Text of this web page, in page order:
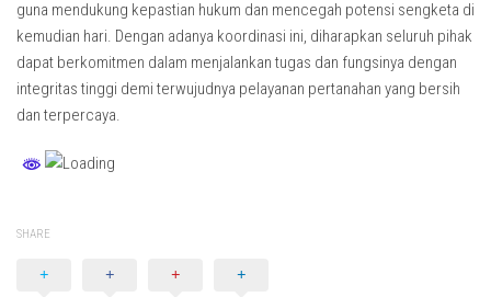
guna mendukung kepastian hukum dan mencegah potensi sengketa di
kemudian hari. Dengan adanya koordinasi ini, diharapkan seluruh pihak
dapat berkomitmen dalam menjalankan tugas dan fungsinya dengan
integritas tinggi demi terwujudnya pelayanan pertanahan yang bersih
dan terpercaya.
SHARE